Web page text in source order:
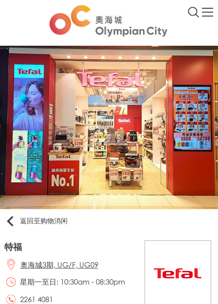
返回至购物消闲
特福
奥海城3期, UG/F, UG09
星期一至日: 10:30am - 08:30pm
2261 4081